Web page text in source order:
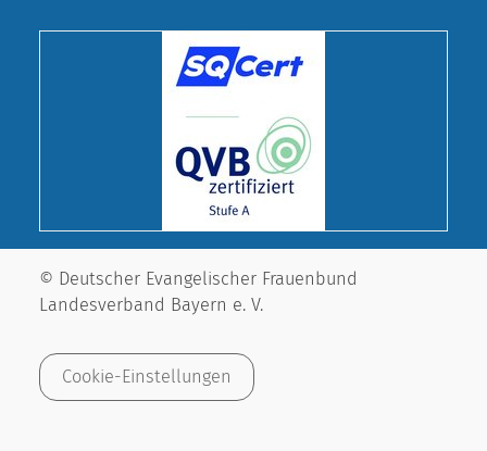
© Deutscher Evangelischer Frauenbund
Landesverband Bayern e. V.
Cookie-Einstellungen